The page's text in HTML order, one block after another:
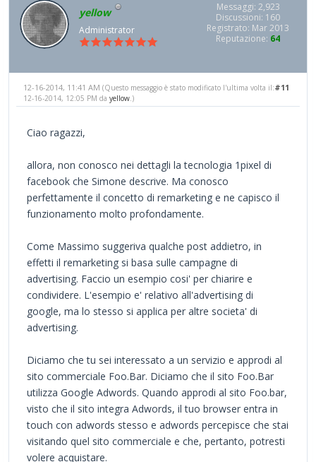
yellow
Administrator
Messaggi: 2,923
Discussioni: 160
Registrato: Mar 2013
Reputazione: 64
#11
12-16-2014, 11:41 AM (Questo messaggio è stato modificato l'ultima volta il:
12-16-2014, 12:05 PM da yellow .)
Ciao ragazzi,
allora, non conosco nei dettagli la tecnologia 1pixel di
facebook che Simone descrive. Ma conosco
perfettamente il concetto di remarketing e ne capisco il
funzionamento molto profondamente.
Come Massimo suggeriva qualche post addietro, in
effetti il remarketing si basa sulle campagne di
advertising. Faccio un esempio cosi' per chiarire e
condividere. L'esempio e' relativo all'advertising di
google, ma lo stesso si applica per altre societa' di
advertising.
Diciamo che tu sei interessato a un servizio e approdi al
sito commerciale Foo.Bar. Diciamo che il sito Foo.Bar
utilizza Google Adwords. Quando approdi al sito Foo.bar,
visto che il sito integra Adwords, il tuo browser entra in
touch con adwords stesso e adwords percepisce che stai
visitando quel sito commerciale e che, pertanto, potresti
volere acquistare.